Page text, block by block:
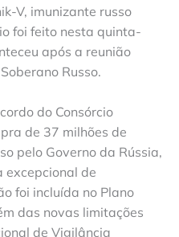
V, imunizante russo
foi feito nesta quinta-
após a reunião
Russo.
do Consórcio
de 37 milhões de
pelo Governo da Rússia,
excepcional de
foi incluída no Plano
das novas limitações
de Vigilância